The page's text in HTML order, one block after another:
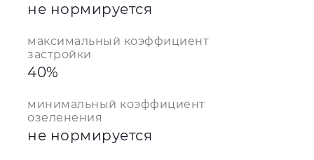
не нормируется
максимальный коэффициент
застройки
40%
минимальный коэффициент
озеленения
не нормируется